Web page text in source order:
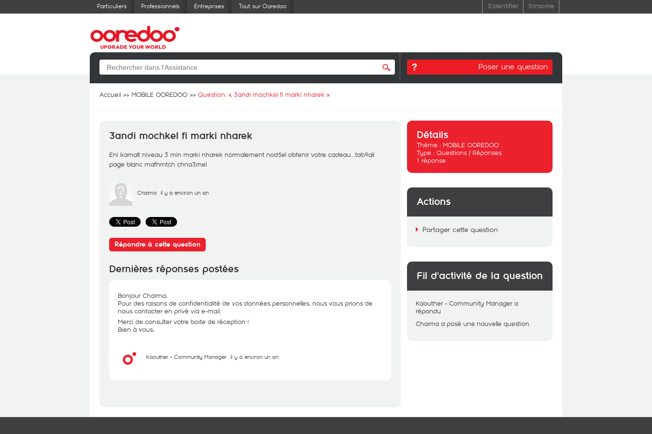
Particuliers Professionnels Entreprises Tout sur Ooredoo S'identifier S'inscrire
Poser une question
Accueil MOBILE OOREDOO Question: « 3andi mochkel fi marki nharek »
3andi mochkel fi marki nharek
Eni kamalt niveau 3 min marki nharek normalement nod5el obtenir votre cadeau...tab9ali
page blanc mafhmtch chna3mel
Chaima il y a environ un an
Répondre à cette question
Dernières réponses postées
Bonjour Chaima,
Pour des raisons de confidentialité de vos données personnelles, nous vous prions de
nous contacter en privé via e-mail.
Merci de consulter votre boite de réception !
Bien à vous,
Kaouther - Community Manager il y a environ un an
Détails
Thème : MOBILE OOREDOO
Type : Questions / Réponses
1 réponse
Actions
Partager cette question
Fil d'activité de la question
Kaouther - Community Manager a
répondu
Chaima a posé une nouvelle question